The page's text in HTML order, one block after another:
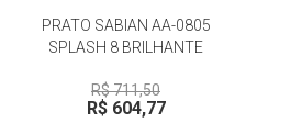
PRATO SABIAN AA-0805
SPLASH 8 BRILHANTE
R$ 711,50
R$ 604,77